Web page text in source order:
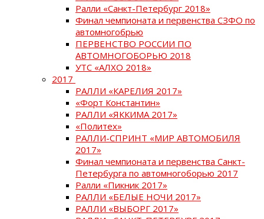
Ралли «Санкт-Петербург 2018»
Финал чемпионата и первенства СЗФО по
автомногобрью
ПЕРВЕНСТВО РОССИИ ПО
АВТОМНОГОБОРЬЮ 2018
УТС «АЛХО 2018»
2017
РАЛЛИ «КАРЕЛИЯ 2017»
«Форт Константин»
РАЛЛИ «ЯККИМА 2017»
«Политех»
РАЛЛИ-СПРИНТ «МИР АВТОМОБИЛЯ
2017»
Финал чемпионата и первенства Санкт-
Петербурга по автомногоборью 2017
Ралли «Пикник 2017»
РАЛЛИ «БЕЛЫЕ НОЧИ 2017»
РАЛЛИ «ВЫБОРГ 2017»